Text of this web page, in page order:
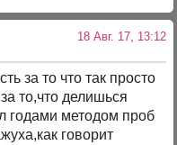
18 Авг. 17, 13:12
за то что так просто
то,что делишься
годами методом проб
говорит